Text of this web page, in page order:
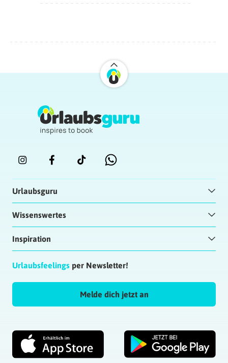
Urlaubsguru
Wissenswertes
Inspiration
Urlaubsfeelings per Newsletter!
Melde dich jetzt an